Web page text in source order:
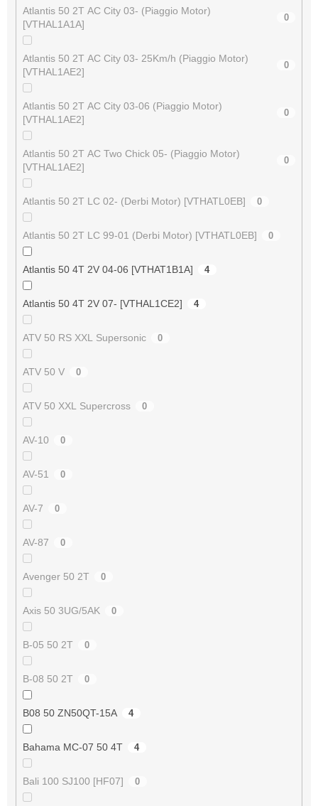
Atlantis 50 2T AC City 03- (Piaggio Motor)
[VTHAL1A1A]
0
Atlantis 50 2T AC City 03- 25Km/h (Piaggio Motor)
[VTHAL1AE2]
0
Atlantis 50 2T AC City 03-06 (Piaggio Motor)
[VTHAL1AE2]
0
Atlantis 50 2T AC Two Chick 05- (Piaggio Motor)
[VTHAL1AE2]
0
Atlantis 50 2T LC 02- (Derbi Motor) [VTHATL0EB] 0
Atlantis 50 2T LC 99-01 (Derbi Motor) [VTHATL0EB] 0
Atlantis 50 4T 2V 04-06 [VTHAT1B1A] 4
Atlantis 50 4T 2V 07- [VTHAL1CE2] 4
ATV 50 RS XXL Supersonic 0
ATV 50 V 0
ATV 50 XXL Supercross 0
AV-10 0
AV-51 0
AV-7 0
AV-87 0
Avenger 50 2T 0
Axis 50 3UG/5AK 0
B-05 50 2T 0
B-08 50 2T 0
B08 50 ZN50QT-15A 4
Bahama MC-07 50 4T 4
Bali 100 SJ100 [HF07] 0